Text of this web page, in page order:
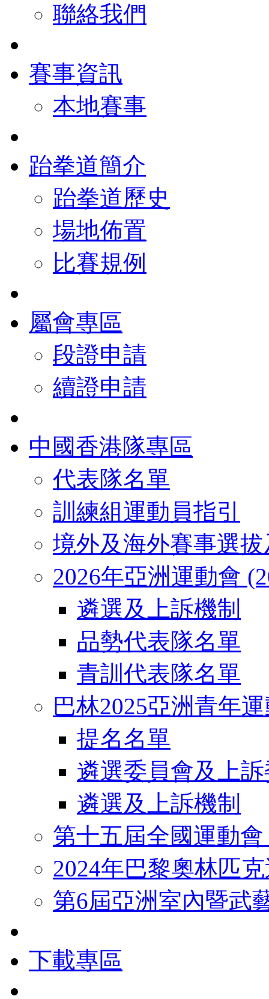
聯絡我們
賽事資訊
本地賽事
跆拳道簡介
跆拳道歷史
場地佈置
比賽規例
屬會專區
段證申請
續證申請
中國香港隊專區
代表隊名單
訓練組運動員指引
境外及海外賽事選
2026年亞洲運動會
遴選及上訴機制
品勢代表隊名單
青訓代表隊名單
巴林2025亞洲青年
提名名單
遴選委員會及上
遴選及上訴機制
第十五屆全國運動
2024年巴黎奧林匹
第6屆亞洲室內暨武
下載專區